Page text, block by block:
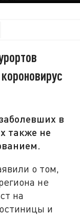
в
также не
о том,
не
на
и